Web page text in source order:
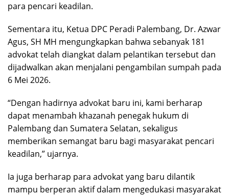
para pencari keadilan.
Sementara itu, Ketua DPC Peradi Palembang, Dr. Azwar
Agus, SH MH mengungkapkan bahwa sebanyak 181
advokat telah diangkat dalam pelantikan tersebut dan
dijadwalkan akan menjalani pengambilan sumpah pada
6 Mei 2026.
“Dengan hadirnya advokat baru ini, kami berharap
dapat menambah khazanah penegak hukum di
Palembang dan Sumatera Selatan, sekaligus
memberikan semangat baru bagi masyarakat pencari
keadilan,” ujarnya.
Ia juga berharap para advokat yang baru dilantik
mampu berperan aktif dalam mengedukasi masyarakat